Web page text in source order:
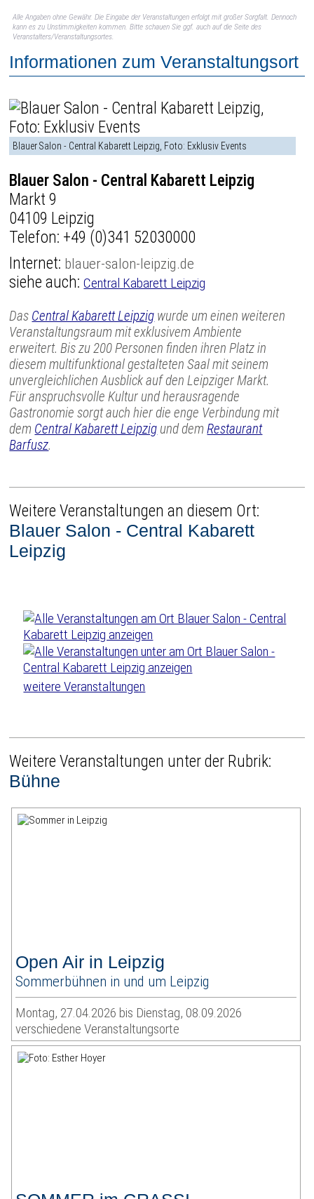
Alle Angaben ohne Gewähr. Die Eingabe der Veranstaltungen erfolgt mit großer Sorgfalt. Dennoch
kann es zu Unstimmigkeiten kommen. Bitte schauen Sie ggf. auch auf die Seite des
Veranstalters/Veranstaltungsortes.
Informationen zum Veranstaltungsort
Blauer Salon - Central Kabarett Leipzig, Foto: Exklusiv Events
Blauer Salon - Central Kabarett Leipzig
Markt 9
04109 Leipzig
Telefon: +49 (0)341 52030000
Internet: blauer-salon-leipzig.de
siehe auch:Central Kabarett Leipzig
Das Central Kabarett Leipzig wurde um einen weiteren
Veranstaltungsraum mit exklusivem Ambiente
erweitert. Bis zu 200 Personen finden ihren Platz in
diesem multifunktional gestalteten Saal mit seinem
unvergleichlichen Ausblick auf den Leipziger Markt.
Für anspruchsvolle Kultur und herausragende
Gastronomie sorgt auch hier die enge Verbindung mit
dem Central Kabarett Leipzig und demRestaurant
Barfusz.
Weitere Veranstaltungen an diesem Ort:
Blauer Salon - Central Kabarett
Leipzig
weitere Veranstaltungen
Weitere Veranstaltungen unter der Rubrik:
Bühne
Open Air in Leipzig
Sommerbühnen in und um Leipzig
Montag, 27.04.2026 bis Dienstag, 08.09.2026
verschiedene Veranstaltungsorte